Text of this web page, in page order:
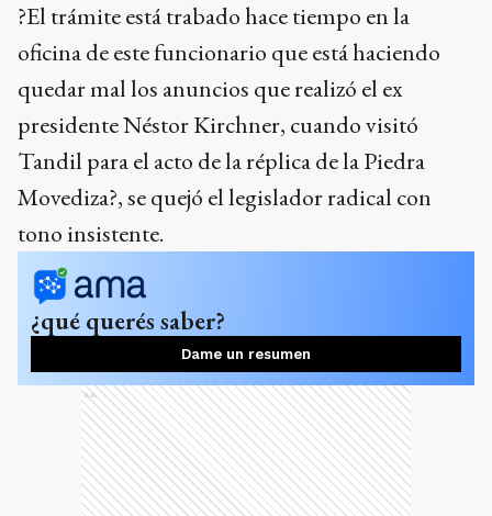
?El trámite está trabado hace tiempo en la
oficina de este funcionario que está haciendo
quedar mal los anuncios que realizó el ex
presidente Néstor Kirchner, cuando visitó
Tandil para el acto de la réplica de la Piedra
Movediza?, se quejó el legislador radical con
tono insistente.
¿qué querés saber?
Dame un resumen
Ads